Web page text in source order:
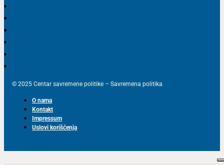
© 2025 Centar savremene politike – Savremena politika
O nama
Kontakt
Impressum
Uslovi korišćenja